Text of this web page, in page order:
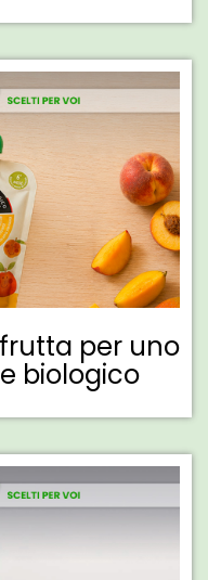
per uno
biologico